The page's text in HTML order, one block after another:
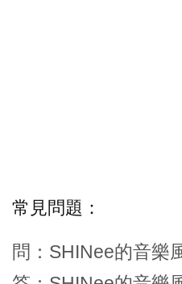
常見問題：
問：SHINee的音樂